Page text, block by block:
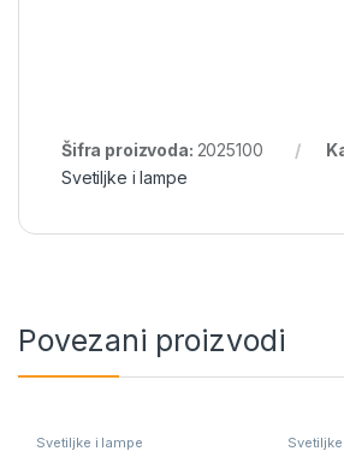
Šifra proizvoda: 2025100
Svetiljke i lampe
Povezani proizvodi
Svetiljke i lampe